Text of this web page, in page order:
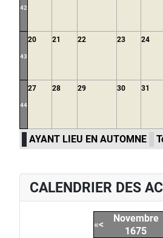
42
43
20 21 22 23 24
44
27 28 29 30 31
AYANT LIEU EN AUTOMNE
CALENDRIER DES
«<
Novembre
1675